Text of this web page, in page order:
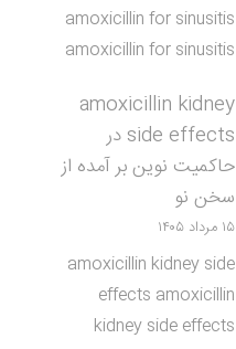
amoxicillin for sinusitis
amoxicillin for sinusitis
amoxicillin kidney
side effects در
حاکمیت نوین بر آمده از
سخن نو
۱۵ مرداد ۱۴۰۵
amoxicillin kidney side
effects amoxicillin
kidney side effects